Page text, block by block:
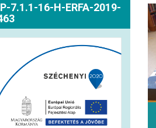
7.1.1-16-H-ERFA-2019-